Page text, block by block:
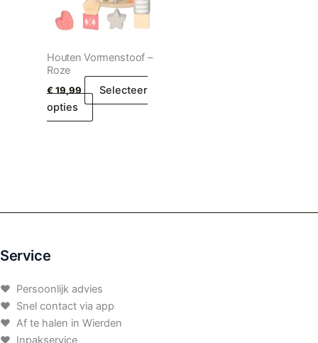
Houten Vormenstoof –
Roze
€19,99
Selecteer
opties
Service
♥ Persoonlijk advies
♥ Snel contact via app
♥ Af te halen in Wierden